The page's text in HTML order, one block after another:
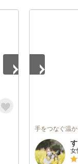
手をつなぐ温
女